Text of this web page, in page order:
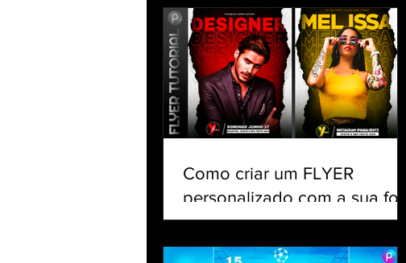
Design Vortex Wave
Como criar um FLYER
personalizado com a sua foto
no celular | Tutorial PicsArt
app gratuito